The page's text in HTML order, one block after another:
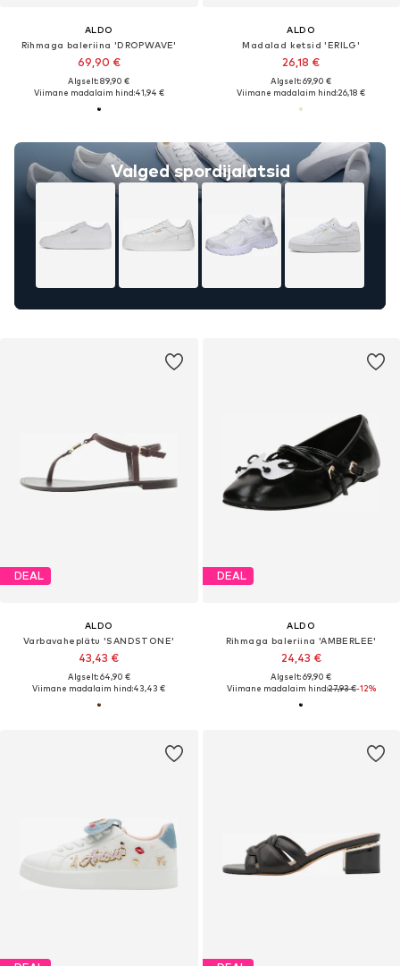
ALDO
Rihmaga baleriina 'DROPWAVE'
69,90 €
Algselt: 89,90 €
Viimane madalaim hind:41,94 €
Valged spordijalatsid
ALDO
Madalad ketsid 'ERILG'
26,18 €
Algselt: 69,90 €
Viimane madalaim hind:26,18 €
DEAL
ALDO
Varbavaheplätu 'SANDSTONE'
43,43 €
Algselt: 64,90 €
Viimane madalaim hind:43,43 €
DEAL
ALDO
Rihmaga baleriina 'AMBERLEE'
24,43 €
Algselt: 69,90 €
Viimane madalaim hind:27,93 €-12%